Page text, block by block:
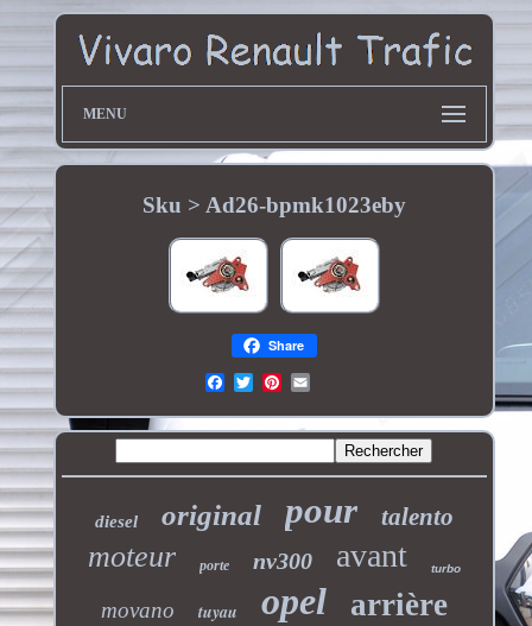
MENU
Sku > Ad26-bpmk1023eby
Share
diesel original pour talento
moteur porte nv300 avant turbo
movano tuyau opel arrière